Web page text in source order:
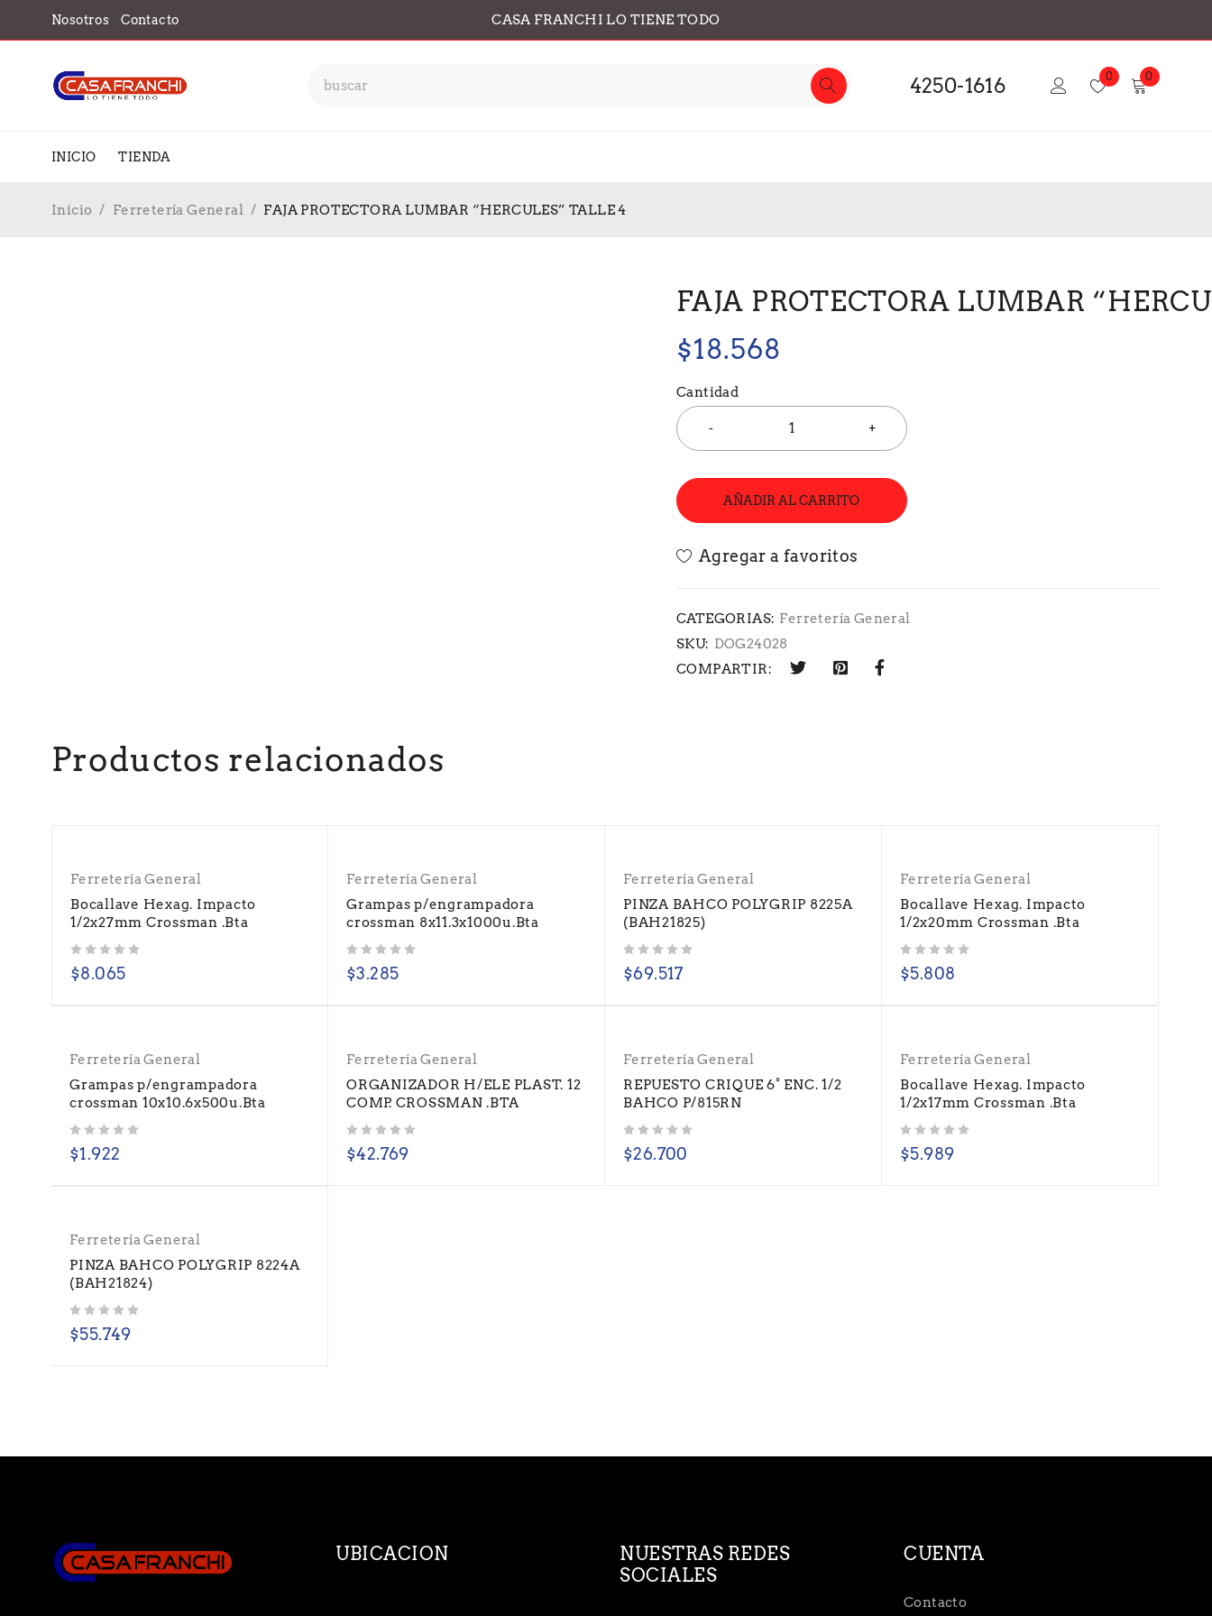
Nosotros Contacto CASA FRANCHI LO TIENE TODO
4250-1616 0 0
INICIO TIENDA
Inicio / Ferretería General / FAJA PROTECTORA LUMBAR “HERCULES” TALLE 4
FAJA PROTECTORA LUMBAR
$18.568
Cantidad
AÑADIR AL CARRITO
CATEGORIAS: Ferretería General
SKU: DOG24028
COMPARTIR:
Productos relacionados
Ferretería General
Bocallave Hexag. Impacto
1/2x27mm Crossman .Bta
$8.065
Ferretería General
Grampas p/engrampadora
crossman 8x11.3x1000u.Bta
$3.285
Ferretería General
PINZA BAHCO POLYGRIP 8225A
(BAH21825)
$69.517
Ferretería General
Bocallave Hexag. Impacto
1/2x20mm Crossman .Bta
$5.808
Ferretería General
Grampas p/engrampadora
crossman 10x10.6x500u.Bta
$1.922
Ferretería General
ORGANIZADOR H/ELE PLAST. 12
COMP. CROSSMAN .BTA
$42.769
Ferretería General
REPUESTO CRIQUE 6° ENC. 1/2
BAHCO P/815RN
$26.700
Ferretería General
Bocallave Hexag. Impacto
1/2x17mm Crossman .Bta
$5.989
Ferretería General
PINZA BAHCO POLYGRIP 8224A
(BAH21824)
$55.749
UBICACION
NUESTRAS REDES
SOCIALES
CUENTA
Contacto